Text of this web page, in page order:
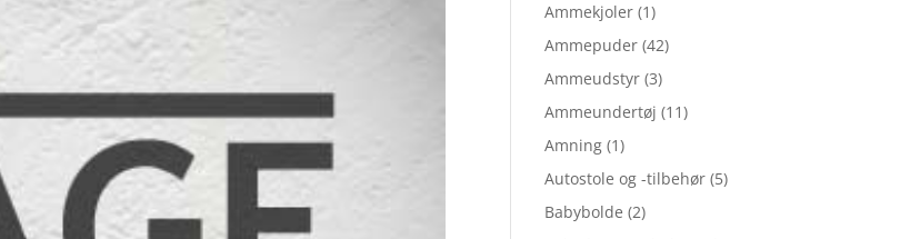
Ammekjoler (1)
Ammepuder (42)
Ammeudstyr (3)
Ammeundertøj (11)
Amning (1)
Autostole og -tilbehør (5)
Babybolde (2)